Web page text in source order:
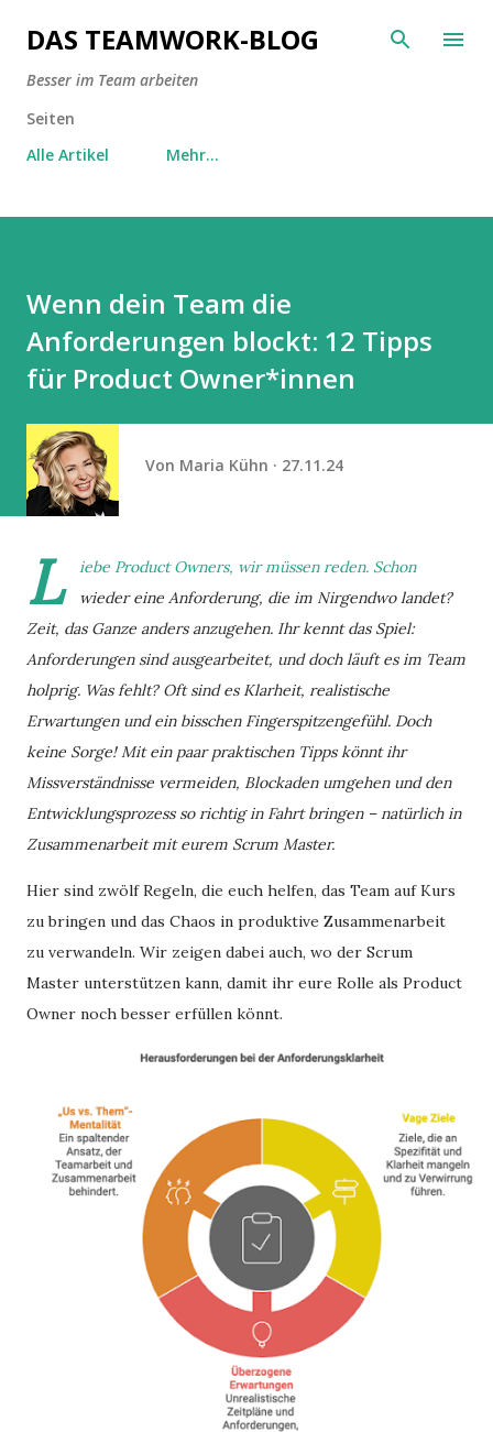
Direkt zum Hauptbereich
DAS TEAMWORK-BLOG
Besser im Team arbeiten
Seiten
Alle Artikel
Mehr…
Wenn dein Team die
Anforderungen blockt: 12 Tipps
für Product Owner*innen
Von Maria Kühn 27.11.24
L
iebe Product Owners, wir müssen reden. Schon
wieder eine Anforderung, die im Nirgendwo landet?
Zeit, das Ganze anders anzugehen. Ihr kennt das Spiel:
Anforderungen sind ausgearbeitet, und doch läuft es im Team
holprig. Was fehlt? Oft sind es Klarheit, realistische
Erwartungen und ein bisschen Fingerspitzengefühl. Doch
keine Sorge! Mit ein paar praktischen Tipps könnt ihr
Missverständnisse vermeiden, Blockaden umgehen und den
Entwicklungsprozess so richtig in Fahrt bringen – natürlich in
Zusammenarbeit mit eurem Scrum Master.
Hier sind zwölf Regeln, die euch helfen, das Team auf Kurs
zu bringen und das Chaos in produktive Zusammenarbeit
zu verwandeln. Wir zeigen dabei auch, wo der Scrum
Master unterstützen kann, damit ihr eure Rolle als Product
Owner noch besser erfüllen könnt.